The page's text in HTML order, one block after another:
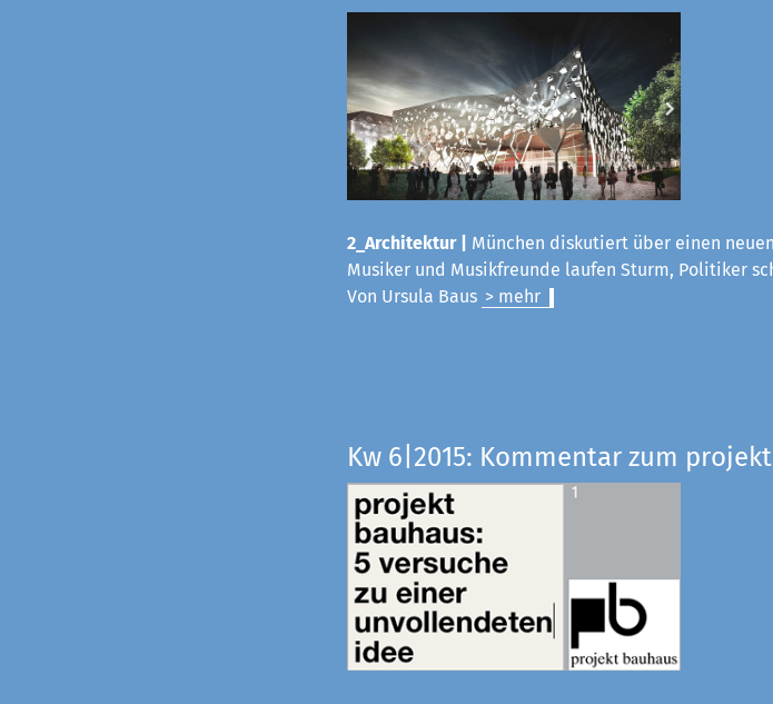
2_Architektur |
München diskutiert über einen
Musiker und Musikfreunde laufen Sturm, Politiker
Von Ursula Baus > mehr
Kw 6|2015: Kommentar zum